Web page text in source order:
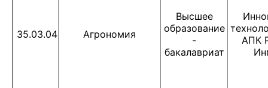
35.03.04 Агрономия
Высшее
образование
-
бакалавриат
АПК